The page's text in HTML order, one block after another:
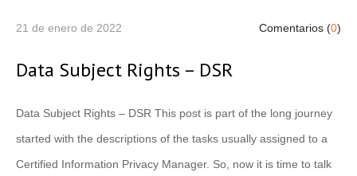
21 de enero de 2022 Comentarios (0)
Data Subject Rights – DSR
Data Subject Rights – DSR This post is part of the long journey
started with the descriptions of the tasks usually assigned to a
Certified Information Privacy Manager. So, now it is time to talk